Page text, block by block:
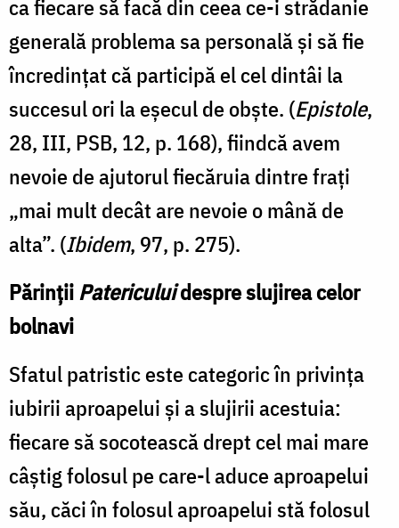
ca fiecare să facă din ceea ce-i strădanie
generală problema sa personală şi să fie
încredinţat că participă el cel dintâi la
succesul ori la eşecul de obşte. (Epistole,
28, III, PSB, 12, p. 168), fiindcă avem
nevoie de ajutorul fiecăruia dintre fraţi
„mai mult decât are nevoie o mână de
alta”. (Ibidem, 97, p. 275).
PărințiiPatericuluidespre slujirea celor
bolnavi
Sfatul patristic este categoric în privința
iubirii aproapelui și a slujirii acestuia:
fiecare să socotească drept cel mai mare
câştig folosul pe care-l aduce aproapelui
său, căci în folosul aproapelui stă folosul